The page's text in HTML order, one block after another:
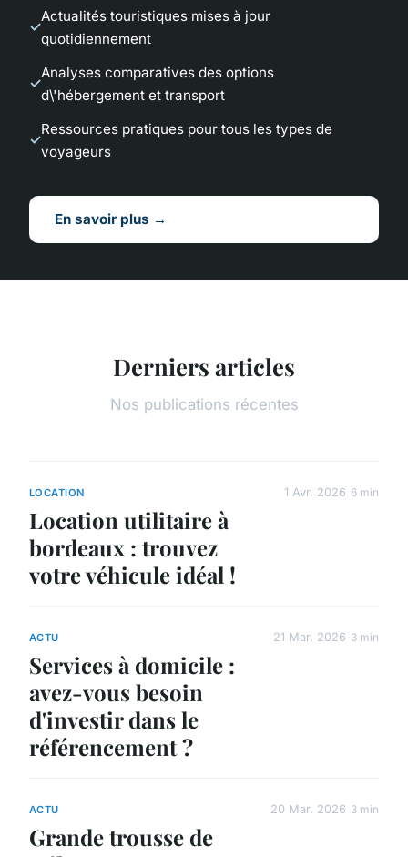
Actualités touristiques mises à jour
quotidiennement
Analyses comparatives des options
d\'hébergement et transport
Ressources pratiques pour tous les types de
voyageurs
En savoir plus →
Derniers articles
Nos publications récentes
LOCATION
Location utilitaire à
bordeaux : trouvez
votre véhicule idéal !
1 Avr. 2026 6 min
ACTU
Services à domicile :
avez-vous besoin
d'investir dans le
référencement ?
21 Mar. 2026 3 min
ACTU
Grande trousse de
20 Mar. 2026 3 min